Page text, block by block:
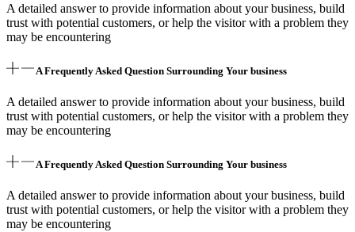
A detailed answer to provide information about your business, build
trust with potential customers, or help the visitor with a problem they
may be encountering
A Frequently Asked Question Surrounding Your business
A detailed answer to provide information about your business, build
trust with potential customers, or help the visitor with a problem they
may be encountering
A Frequently Asked Question Surrounding Your business
A detailed answer to provide information about your business, build
trust with potential customers, or help the visitor with a problem they
may be encountering